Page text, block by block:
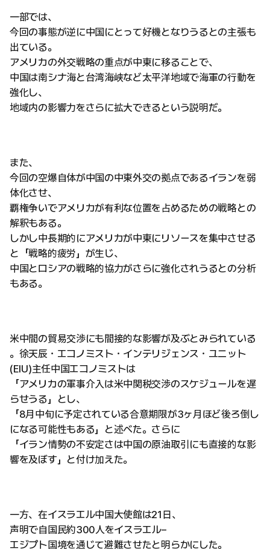
一部では、
今回の事態が逆に中国にとって好機となりうるとの主張も
出ている。
アメリカの外交戦略の重点が中東に移ることで、
中国は南シナ海と台湾海峡など太平洋地域で海軍の行動を
強化し、
地域内の影響力をさらに拡大できるという説明だ。
また、
今回の空爆自体が中国の中東外交の拠点であるイランを弱
体化させ、
覇権争いでアメリカが有利な位置を占めるための戦略との
解釈もある。
しかし中長期的にアメリカが中東にリソースを集中させる
と「戦略的疲労」が生じ、
中国とロシアの戦略的協力がさらに強化されうるとの分析
もある。
米中間の貿易交渉にも間接的な影響が及ぶとみられている
。徐天辰・エコノミスト・インテリジェンス・ユニット
(EIU)主任中国エコノミストは
「アメリカの軍事介入は米中関税交渉のスケジュールを遅
らせうる」とし、
「8月中旬に予定されている合意期限が3ヶ月ほど後ろ倒し
になる可能性もある」と述べた。さらに
「イラン情勢の不安定さは中国の原油取引にも直接的な影
響を及ぼす」と付け加えた。
一方、在イスラエル中国大使館は21日、
声明で自国民約300人をイスラエル–
エジプト国境を通じて避難させたと明らかにした。